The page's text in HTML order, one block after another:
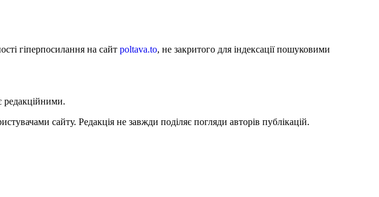
гіперпосилання на сайт poltava.to, не закритого для індексації пошуковими
редакційними.
сайту. Редакція не завжди поділяє погляди авторів публікацій.